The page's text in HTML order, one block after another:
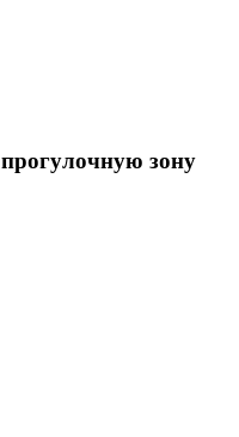
зону